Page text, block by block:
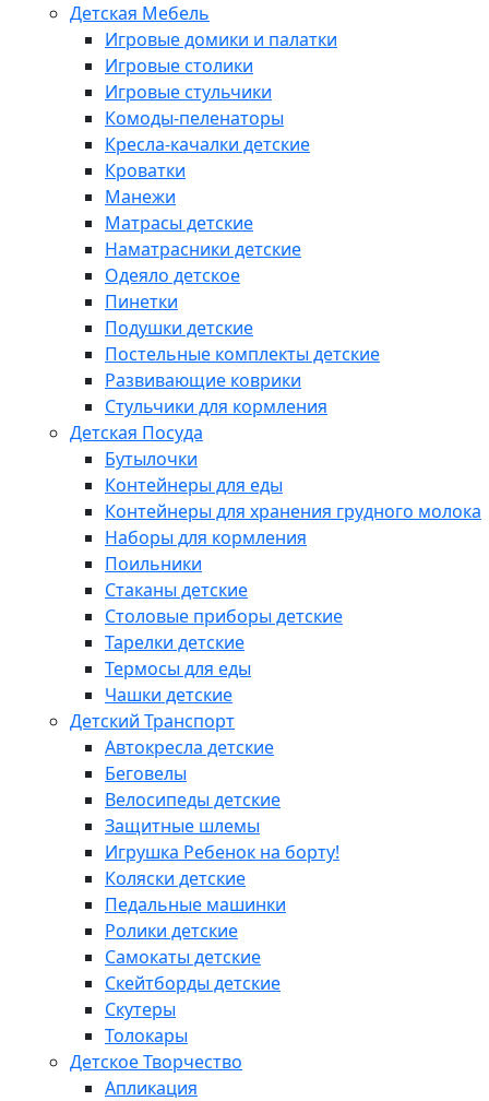
Детская Мебель
Игровые домики и палатки
Игровые столики
Игровые стульчики
Комоды-пеленаторы
Кресла-качалки детские
Кроватки
Манежи
Матрасы детские
Наматрасники детские
Одеяло детское
Пинетки
Подушки детские
Постельные комплекты детские
Развивающие коврики
Стульчики для кормления
Детская Посуда
Бутылочки
Контейнеры для еды
Контейнеры для хранения грудного молока
Наборы для кормления
Поильники
Стаканы детские
Столовые приборы детские
Тарелки детские
Термосы для еды
Чашки детские
Детский Транспорт
Автокресла детские
Беговелы
Велосипеды детские
Защитные шлемы
Игрушка Ребенок на борту!
Коляски детские
Педальные машинки
Ролики детские
Самокаты детские
Скейтборды детские
Скутеры
Толокары
Детское Творчество
Апликация